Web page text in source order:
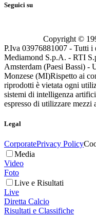
Seguici su
Copyright ©
P.Iva 03976881007 - Tutti
Mediamond S.p.A. - RTI
Amsterdam (Paesi Bassi)
Monzese (MI)Rispetto ai
riprodotti è vietata ogni
sistemi di intelligenza
espresso di utilizzare mezzi
Legal
CorporatePrivacy Policy
Media
Video
Foto
Live e Risultati
Live
Diretta Calcio
Risultati e Classifiche